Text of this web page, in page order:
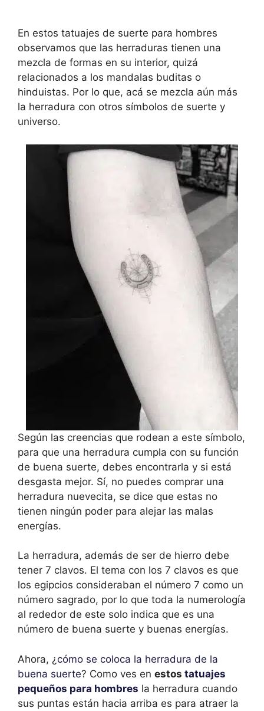
En estos tatuajes de suerte para hombres
observamos que las herraduras tienen una
mezcla de formas en su interior, quizá
relacionados a los mandalas buditas o
hinduistas. Por lo que, acá se mezcla aún más
la herradura con otros símbolos de suerte y
universo.
Según las creencias que rodean a este símbolo,
para que una herradura cumpla con su función
de buena suerte, debes encontrarla y si está
desgasta mejor. Sí, no puedes comprar una
herradura nuevecita, se dice que estas no
tienen ningún poder para alejar las malas
energías.
La herradura, además de ser de hierro debe
tener 7 clavos. El tema con los 7 clavos es que
los egipcios consideraban el número 7 como un
número sagrado, por lo que toda la numerología
al rededor de este solo indica que es una
número de buena suerte y buenas energías.
Ahora, ¿cómo se coloca la herradura de la
buena suerte? Como ves en estos tatuajes
pequeños para hombres la herradura cuando
sus puntas están hacia arriba es para atraer la